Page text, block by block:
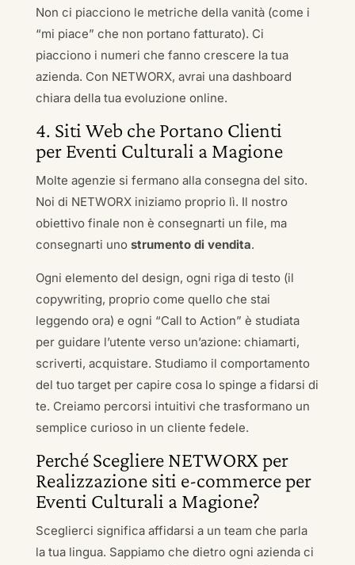
Non ci piacciono le metriche della vanità (come i
“mi piace” che non portano fatturato). Ci
piacciono i numeri che fanno crescere la tua
azienda. Con NETWORX, avrai una dashboard
chiara della tua evoluzione online.
4. Siti Web che Portano Clienti
per Eventi Culturali a Magione
Molte agenzie si fermano alla consegna del sito.
Noi di NETWORX iniziamo proprio lì. Il nostro
obiettivo finale non è consegnarti un file, ma
consegnarti uno strumento di vendita.
Ogni elemento del design, ogni riga di testo (il
copywriting, proprio come quello che stai
leggendo ora) e ogni “Call to Action” è studiata
per guidare l’utente verso un’azione: chiamarti,
scriverti, acquistare. Studiamo il comportamento
del tuo target per capire cosa lo spinge a fidarsi di
te. Creiamo percorsi intuitivi che trasformano un
semplice curioso in un cliente fedele.
Perché Scegliere NETWORX per
Realizzazione siti e-commerce per
Eventi Culturali a Magione?
Sceglierci significa affidarsi a un team che parla
la tua lingua. Sappiamo che dietro ogni azienda ci